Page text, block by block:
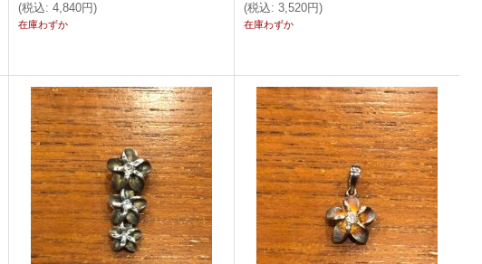
(税込: 4,840円)
在庫わずか
(税込: 3,520円)
在庫わずか